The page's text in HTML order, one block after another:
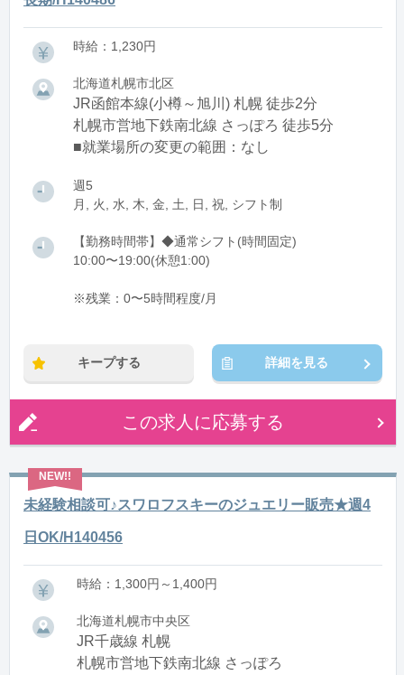
時給：1,230円
北海道札幌市北区
JR函館本線(小樽～旭川) 札幌 徒歩2分
札幌市営地下鉄南北線 さっぽろ 徒歩5分
■就業場所の変更の範囲：なし
週5
月, 火, 水, 木, 金, 土, 日, 祝, シフト制
【勤務時間帯】◆通常シフト(時間固定)
10:00〜19:00(休憩1:00)
※残業：0〜5時間程度/月
キープする 詳細を見る
この求人に応募する
未経験相談可♪スワロフスキーのジュエリー販売★週4
日OK/H140456
時給：1,300円～1,400円
北海道札幌市中央区
JR千歳線 札幌
札幌市営地下鉄南北線 さっぽろ